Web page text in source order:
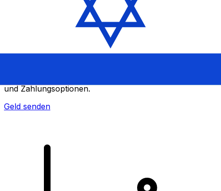
XE Internationaler Geldtransfer
und Zahlungsoptionen.
Geld senden